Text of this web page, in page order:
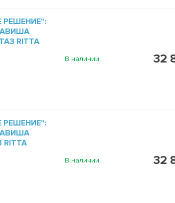
РЕШЕНИЕ":
RITTA
В наличии 32
РЕШЕНИЕ":
В наличии 32